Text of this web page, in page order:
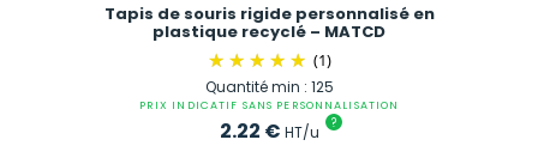
Tapis de souris rigide personnalisé en
plastique recyclé – MATCD
(1)
Quantité min : 125
PRIX INDICATIF SANS PERSONNALISATION
2.22 € HT/u ?